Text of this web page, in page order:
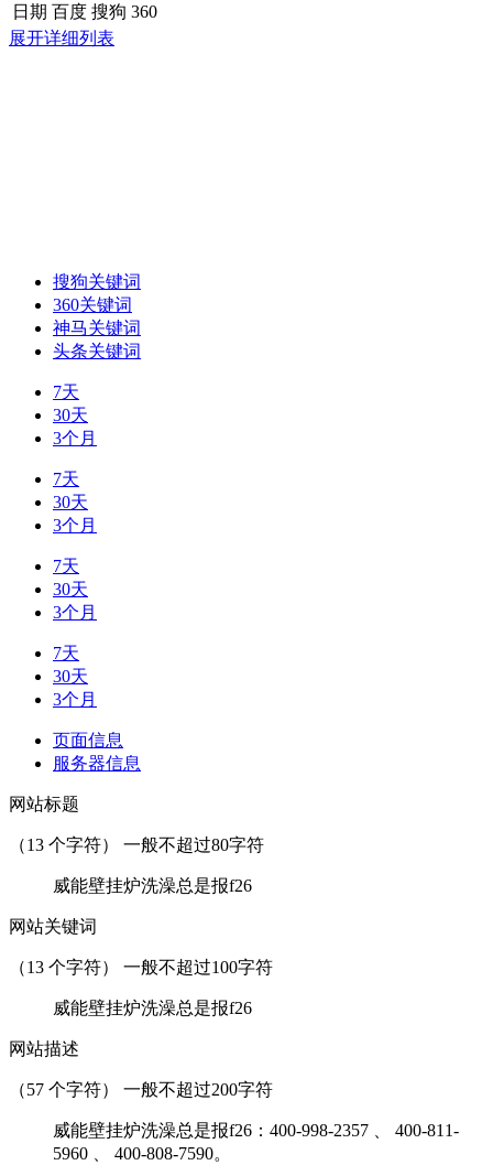
日期 百度 搜狗 360
展开详细列表
搜狗关键词
360关键词
神马关键词
头条关键词
7天
30天
3个月
7天
30天
3个月
7天
30天
3个月
7天
30天
3个月
页面信息
服务器信息
网站标题
（13 个字符） 一般不超过80字符
威能壁挂炉洗澡总是报f26
网站关键词
（13 个字符） 一般不超过100字符
威能壁挂炉洗澡总是报f26
网站描述
（57 个字符） 一般不超过200字符
威能壁挂炉洗澡总是报f26：400-998-2357 、 400-811-
5960 、 400-808-7590。